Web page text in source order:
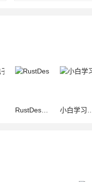
RustDesk(开源远程控制软件) v1.4.6 安卓手机版 小白学习打印(全能打印工具) v4.40.2 安卓版